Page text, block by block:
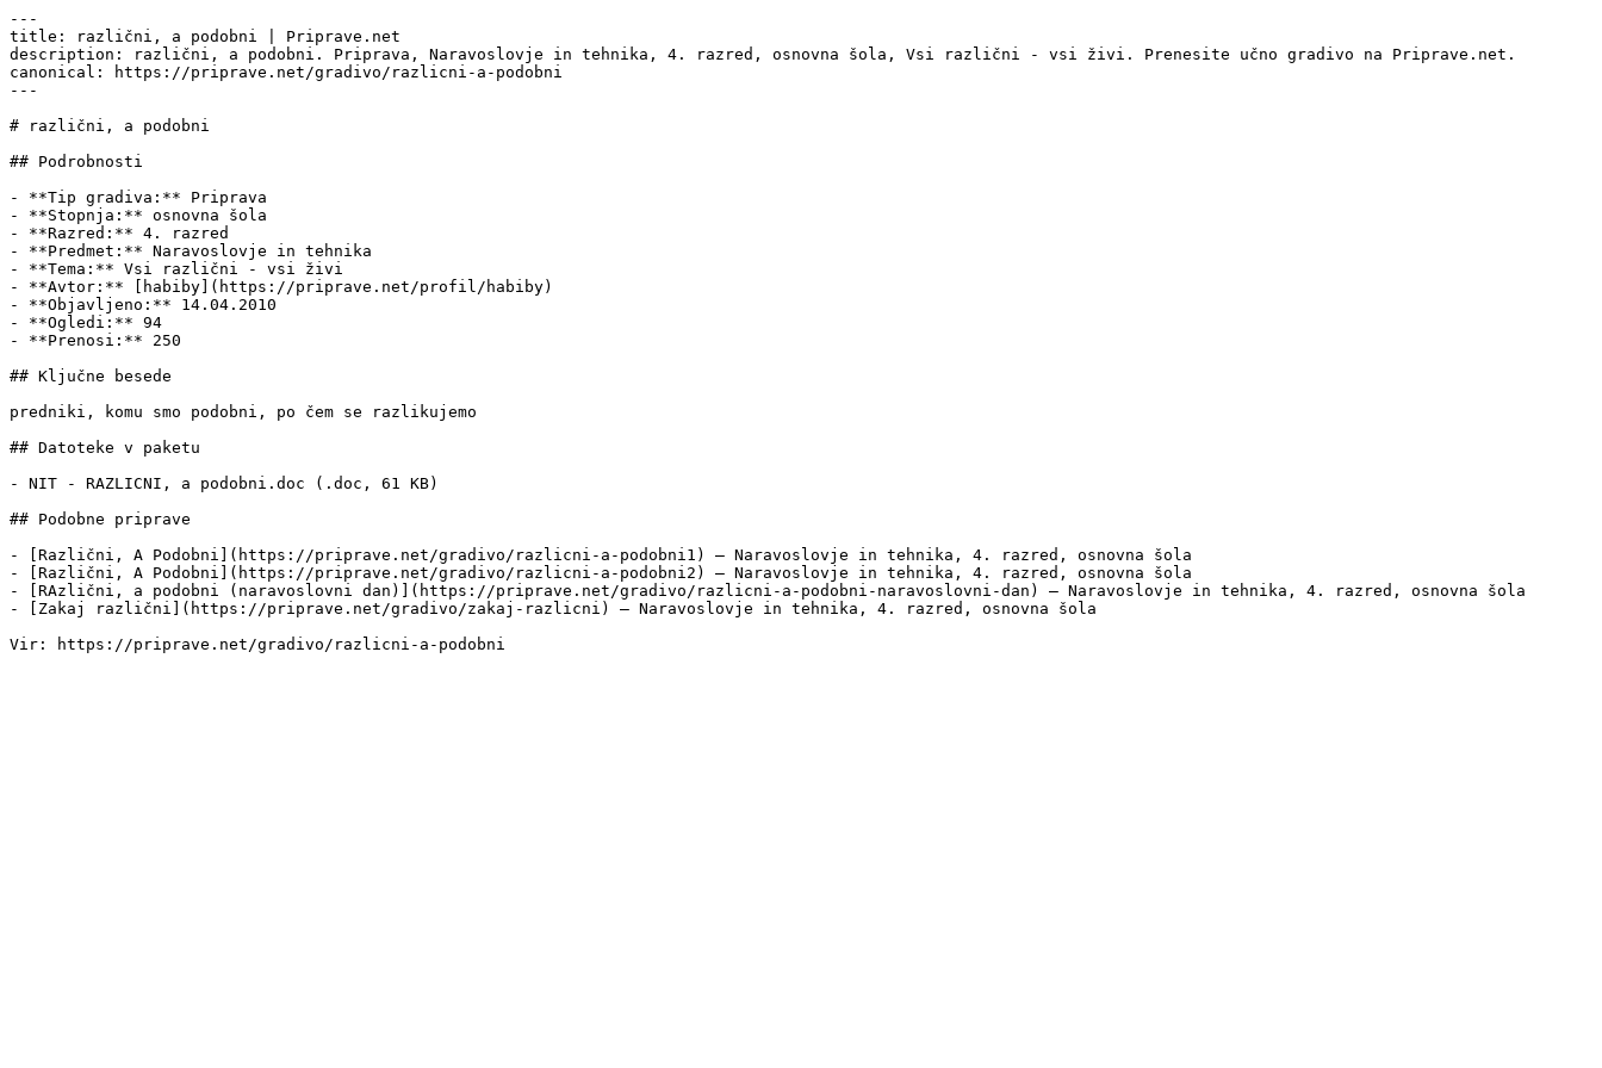
---
title: različni, a podobni | Priprave.net
description: različni, a podobni. Priprava, Naravoslovje in tehnika, 4. razred, osnovna šola, Vsi različni - vsi živi. Prenesite učno gradivo na Priprave.net.
canonical: https://priprave.net/gradivo/razlicni-a-podobni
---
# različni, a podobni
## Podrobnosti
- **Tip gradiva:** Priprava
- **Stopnja:** osnovna šola
- **Razred:** 4. razred
- **Predmet:** Naravoslovje in tehnika
- **Tema:** Vsi različni - vsi živi
- **Avtor:** [habiby](https://priprave.net/profil/habiby)
- **Objavljeno:** 14.04.2010
- **Ogledi:** 94
- **Prenosi:** 250
## Ključne besede
predniki, komu smo podobni, po čem se razlikujemo
## Datoteke v paketu
- NIT - RAZLICNI, a podobni.doc (.doc, 61 KB)
## Podobne priprave
- [Različni, A Podobni](https://priprave.net/gradivo/razlicni-a-podobni1) — Naravoslovje in tehnika, 4. razred, osnovna šola
- [Različni, A Podobni](https://priprave.net/gradivo/razlicni-a-podobni2) — Naravoslovje in tehnika, 4. razred, osnovna šola
- [RAzlični, a podobni (naravoslovni dan)](https://priprave.net/gradivo/razlicni-a-podobni-naravoslovni-dan) — Naravoslovje in tehnika, 4. razred, osnovna šola
- [Zakaj različni](https://priprave.net/gradivo/zakaj-razlicni) — Naravoslovje in tehnika, 4. razred, osnovna šola